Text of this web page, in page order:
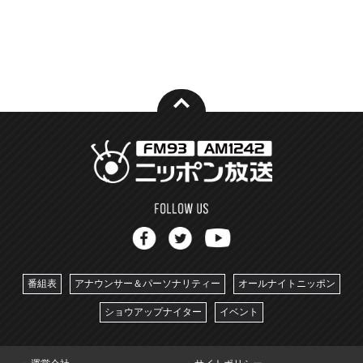
番組表 アナウンサー＆パーソナリティー オールナイトニッポン
ショウアップナイター イベント